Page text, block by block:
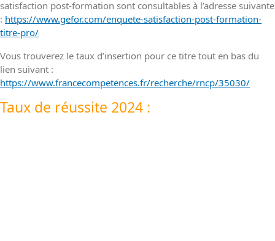
satisfaction post-formation sont consultables à l’adresse suivante
: https://www.gefor.com/enquete-satisfaction-post-formation-
titre-pro/
Vous trouverez le taux d’insertion pour ce titre tout en bas du
lien suivant :
https://www.francecompetences.fr/recherche/rncp/35030/
Taux de réussite 2024 :